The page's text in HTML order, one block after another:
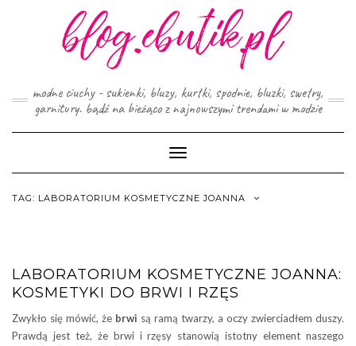
modne ciuchy - sukienki, bluzy, kurtki, spodnie, bluzki, swetry,
garnitury. bądź na bieżąco z najnowszymi trendami w modzie
Toggle
Navigation
TAG: LABORATORIUM KOSMETYCZNE JOANNA
LABORATORIUM KOSMETYCZNE JOANNA:
KOSMETYKI DO BRWI I RZĘS
Zwykło się mówić, że brwi są ramą twarzy, a oczy zwierciadłem duszy.
Prawdą jest też, że brwi i rzęsy stanowią istotny element naszego